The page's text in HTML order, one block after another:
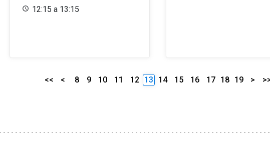
12:15 a 13:15
<< < 8 9 10 11 12 13 14 15 16 17 18 19 >